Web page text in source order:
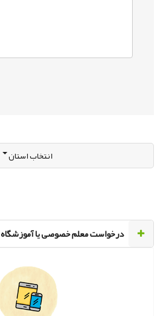
انتخاب استان
‌درخواست معلم خصوصی یا آموزشگاه